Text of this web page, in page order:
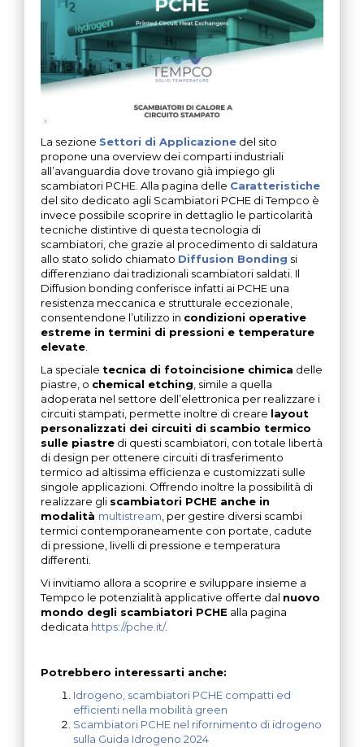
La sezione Settori di Applicazione del sito
propone una overview dei comparti industriali
all’avanguardia dove trovano già impiego gli
scambiatori PCHE. Alla pagina delle Caratteristiche
del sito dedicato agli Scambiatori PCHE di Tempco è
invece possibile scoprire in dettaglio le particolarità
tecniche distintive di questa tecnologia di
scambiatori, che grazie al procedimento di saldatura
allo stato solido chiamato Diffusion Bonding si
differenziano dai tradizionali scambiatori saldati. Il
Diffusion bonding conferisce infatti ai PCHE una
resistenza meccanica e strutturale eccezionale,
consentendone l’utilizzo in condizioni operative
estreme in termini di pressioni e temperature
elevate
La speciale tecnica di fotoincisione chimica delle
piastre, o chemical etching , simile a quella
adoperata nel settore dell’elettronica per realizzare i
circuiti stampati, permette inoltre di creare layout
personalizzati dei circuiti di scambio termico
sulle piastre di questi scambiatori, con totale libertà
di design per ottenere circuiti di trasferimento
termico ad altissima efficienza e customizzati sulle
singole applicazioni. Offrendo inoltre la possibilità di
realizzare gli scambiatori PCHE anche in
modalità multistream , per gestire diversi scambi
termici contemporaneamente con portate, cadute
di pressione, livelli di pressione e temperatura
differenti.
Vi invitiamo allora a scoprire e sviluppare insieme a
Tempco le potenzialità applicative offerte dal nuovo
mondo degli scambiatori PCHE alla pagina
dedicata https://pche.it/.
Potrebbero interessarti anche:
Idrogeno, scambiatori PCHE compatti ed
efficienti nella mobilità green
Scambiatori PCHE nel rifornimento di idrogeno
sulla Guida Idrogeno 2024